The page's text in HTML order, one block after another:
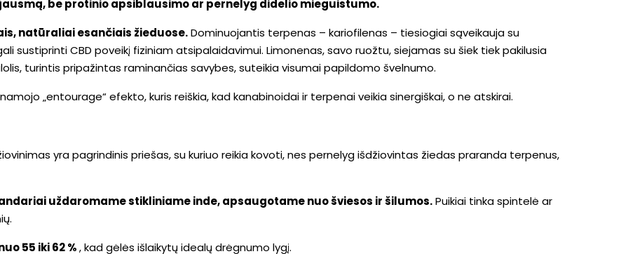
be protinio apsiblausimo ar pernelyg didelio mieguistumo.
natūraliai esančiais žieduose.Dominuojantis terpenas – kariofilenas – tiesiogiai sąveikauja su
sustiprinti CBD poveikį fiziniam atsipalaidavimui. Limonenas, savo ruožtu, siejamas su šiek tiek pakilusia
turintis pripažintas raminančias savybes, suteikia visumai papildomo švelnumo.
„entourage“ efekto, kuris reiškia, kad kanabinoidai ir terpenai veikia sinergiškai, o ne atskirai.
yra pagrindinis priešas, su kuriuo reikia kovoti, nes pernelyg išdžiovintas žiedas praranda terpenus,
uždaromame stikliniame inde, apsaugotame nuo šviesos ir šilumos.Puikiai tinka spintelė ar
55 iki 62 %, kad gėlės išlaikytų idealų drėgnumo lygį.